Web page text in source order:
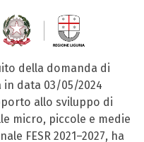
della domanda di
data 03/05/2024
allo sviluppo di
micro, piccole e medie
FESR 2021–2027, ha